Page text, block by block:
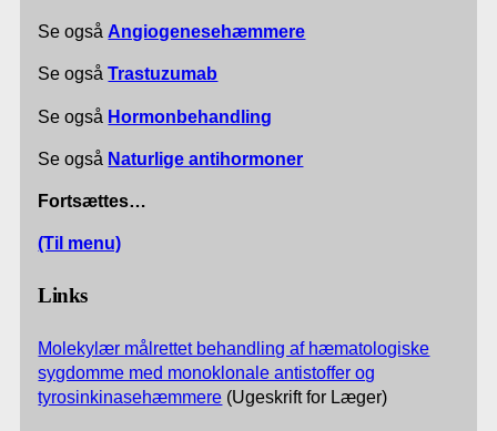
Se også Angiogenesehæmmere
Se ogsåTrastuzumab
Se også Hormonbehandling
Se også Naturlige antihormoner
Fortsættes…
(Til menu)
Links
Molekylær målrettet behandling af hæmatologiske
sygdomme med monoklonale antistoffer og
tyrosinkinasehæmmere (Ugeskrift for Læger)